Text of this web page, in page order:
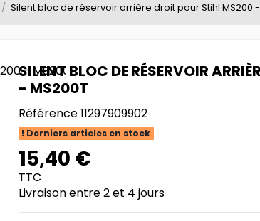
Silent bloc de réservoir arrière droit pour Stihl MS200 -
SILENT BLOC DE RÉSERVOIR
- MS200T
Référence11297909902
Derniers articles en stock
15,40 €
TTC
Livraison entre 2 et 4 jours